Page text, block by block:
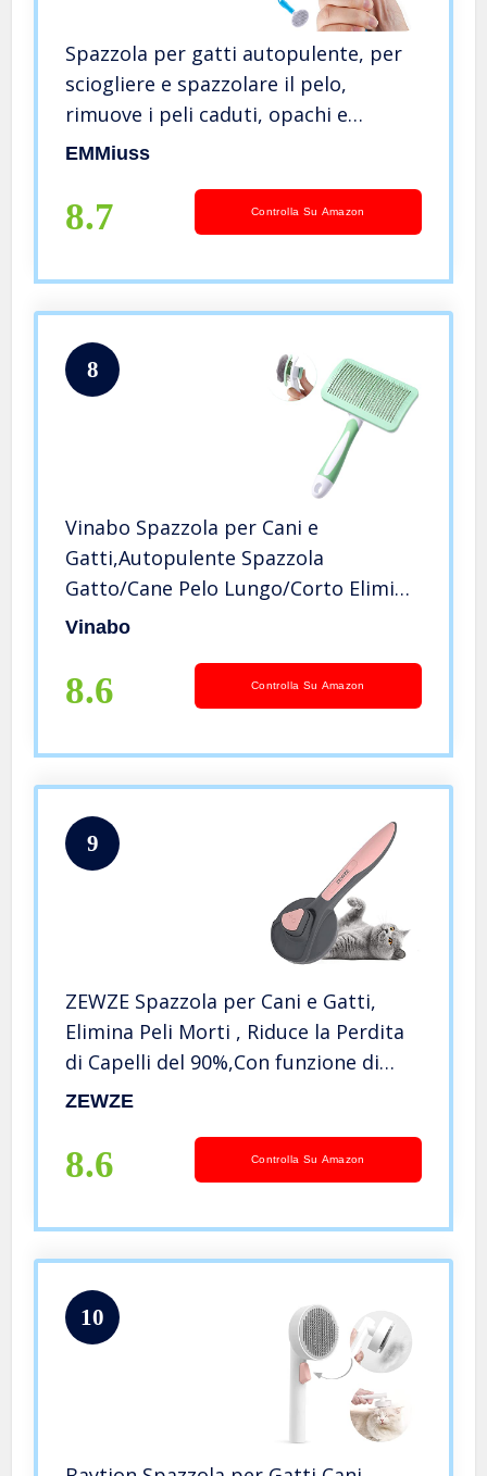
Spazzola per gatti autopulente, per
sciogliere e spazzolare il pelo,
rimuove i peli caduti, opachi e
aggrovigliati, spazzola massaggiante
EMMiuss
8.7 Controlla Su Amazon
8
Vinabo Spazzola per Cani e
Gatti,Autopulente Spazzola
Gatto/Cane Pelo Lungo/Corto Elimina
Peli Morti e Sottopelo,Strumenti per
Animali Domestici Spazzola per Gatto
Vinabo
8.6 Controlla Su Amazon
9
ZEWZE Spazzola per Cani e Gatti,
Elimina Peli Morti , Riduce la Perdita
di Capelli del 90%,Con funzione di
massaggio,Spazzola Cane
ZEWZE
8.6 Controlla Su Amazon
10